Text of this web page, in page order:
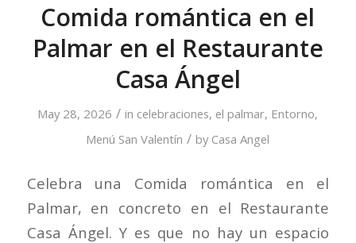
Comida romántica en el
Palmar en el Restaurante
Casa Ángel
May 28, 2026 / in celebraciones, el palmar, Entorno,
Menú San Valentín / by Casa Angel
Celebra una Comida romántica en el
Palmar, en concreto en el Restaurante
Casa Ángel. Y es que no hay un espacio